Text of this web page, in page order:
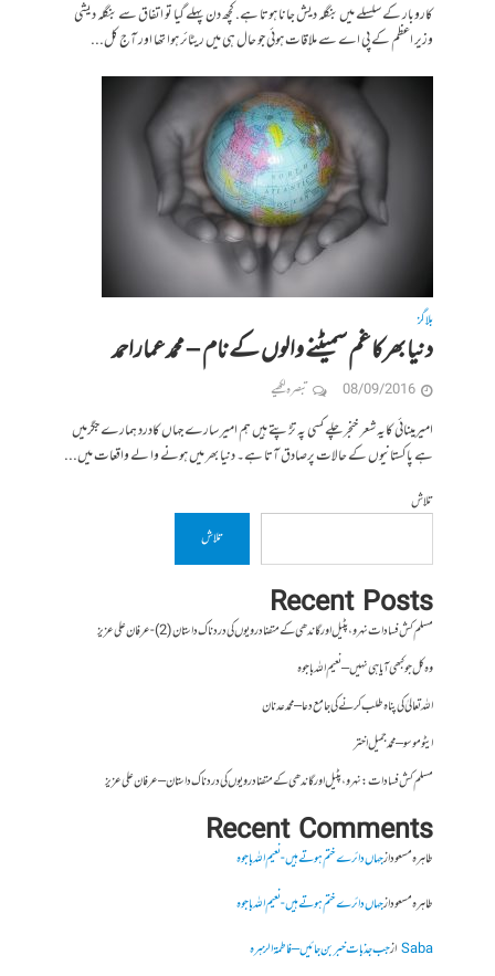
کاروبار کے سلسلے میں بنگلہ دیش جانا ہوتا ہے. کچھ دن پہلے گیا تو اتفاق سے بنگلہ دیشی
وزیر اعظم کے پی اے سے ملاقات ہوئی جو حال ہی میں ریٹائر ہوا تھا اور آج کل...
بلاگز
دنیا بھرکاغم سمیٹنے والوں کے نام – محمدعماراحمد
08/09/2016 تبصرہ لکھیے
امیرمینائی کایہ شعر خنجرچلے کسی پہ تڑپتے ہیں ہم امیر سارے جہاں کادرد ہمارے جگرمیں
ہے پاکستانیوں کے حالات پرصادق آتا ہے۔ دنیا بھر میں ہونے وا لے واقعات میں...
تلاش
تلاش
Recent Posts
مسلم کش فسادات نہرو، پٹیل اور گاندھی کے متضاد رویوں کی درد ناک داستان (2)- عرفان علی عزیز
وہ کل جو کبھی آیا ہی نہیں – نعیم اللہ باجوہ
اللہ تعالیٰ کی پناہ طلب کرنے کی جامع دعا – محمد عدنان
ایٹوموسو – محمد جمیل اختر
مسلم کش فسادات : نہرو، پٹیل اور گاندھی کے متضاد رویوں کی درد ناک داستان – عرفان علی عزیز
Recent Comments
طاہرہ مسعودازجہاں دائرے ختم ہوتے ہیں- نعیم اللہ باجوہ
طاہرہ مسعودازجہاں دائرے ختم ہوتے ہیں- نعیم اللہ باجوہ
Sabaازجب جذبات خبر بن جائیں – فاطمۃالزہرہ